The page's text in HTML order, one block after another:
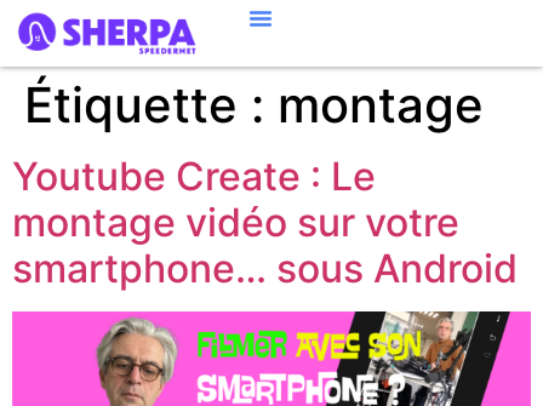
Étiquette : montage
Youtube Create : Le
montage vidéo sur votre
smartphone… sous Android